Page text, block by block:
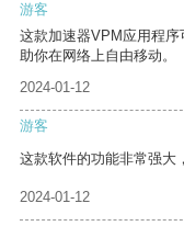
游客
这款加速器VPM应用程
助你在网络上自由移动。
2024-01-12
游客
这款软件的功能非常强大
2024-01-12